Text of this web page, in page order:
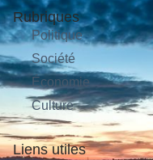
Rubriques
Politique
Société
Économie
Culture
Liens utiles